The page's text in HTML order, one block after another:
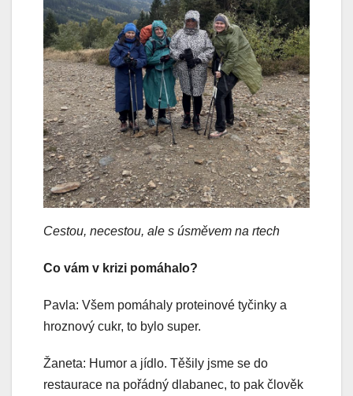
Cestou, necestou, ale s úsměvem na rtech
Co vám v krizi pomáhalo?
Pavla: Všem pomáhaly proteinové tyčinky a
hroznový cukr, to bylo super.
Žaneta: Humor a jídlo. Těšily jsme se do
restaurace na pořádný dlabanec, to pak člověk